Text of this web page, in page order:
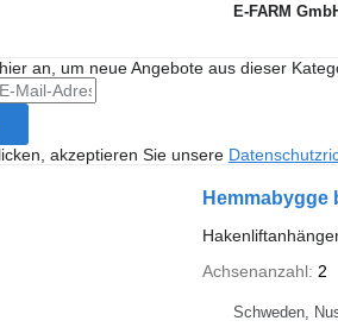
E-FARM
an, um neue Angebote aus dieser
akzeptieren Sie unsere
Hemmabygge
Achsenanzahl 2
Schweden,